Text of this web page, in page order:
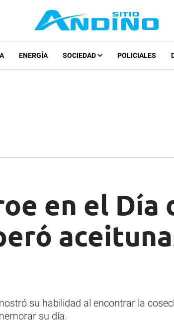
ENERGÍA SOCIEDAD POLICIALES
en el Día
su habilidad al encontrar la
su día.